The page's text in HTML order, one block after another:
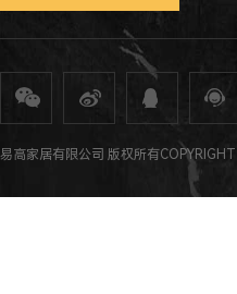
全屋定制 定制家具 整体家居 衣柜定制
易高家居有限公司 版权所有